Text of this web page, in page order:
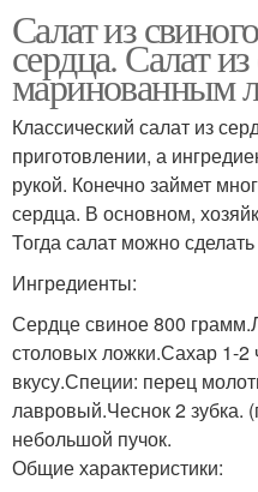
Салат из
сердца. Салат
маринованным
Классический салат из
приготовлении, а
рукой. Конечно займет
сердца. В основном,
Тогда салат можно
Ингредиенты:
Сердце свиное 800
столовых ложки.Сахар 1-
вкусу.Специи: перец
лавровый.Чеснок 2
небольшой пучок.
Общие характеристики: